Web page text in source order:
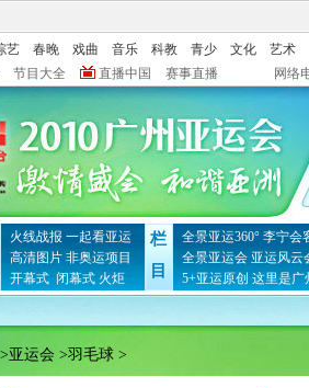
艺 春晚 戏曲 音乐 科教 青少 文化
艺术
节目大全 直播中国 赛事直播 网络
火线战报 一起看亚运
高清图片 非奥运项目
开幕式 闭幕式 火炬
栏
目
全景亚运360° 李宁会
全景亚运会 亚运风云
5+亚运原创 这里是广
>亚运会 >羽毛球 >